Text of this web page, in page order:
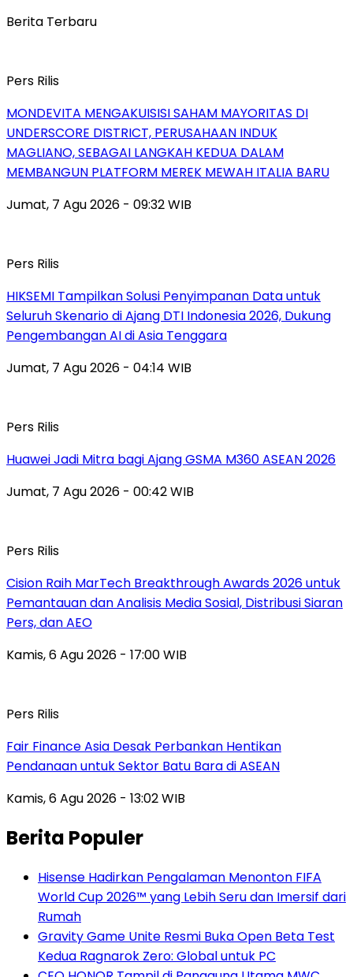
Berita Terbaru
Pers Rilis
MONDEVITA MENGAKUISISI SAHAM MAYORITAS DI
UNDERSCORE DISTRICT, PERUSAHAAN INDUK
MAGLIANO, SEBAGAI LANGKAH KEDUA DALAM
MEMBANGUN PLATFORM MEREK MEWAH ITALIA BARU
Jumat, 7 Agu 2026 - 09:32 WIB
Pers Rilis
HIKSEMI Tampilkan Solusi Penyimpanan Data untuk
Seluruh Skenario di Ajang DTI Indonesia 2026, Dukung
Pengembangan AI di Asia Tenggara
Jumat, 7 Agu 2026 - 04:14 WIB
Pers Rilis
Huawei Jadi Mitra bagi Ajang GSMA M360 ASEAN 2026
Jumat, 7 Agu 2026 - 00:42 WIB
Pers Rilis
Cision Raih MarTech Breakthrough Awards 2026 untuk
Pemantauan dan Analisis Media Sosial, Distribusi Siaran
Pers, dan AEO
Kamis, 6 Agu 2026 - 17:00 WIB
Pers Rilis
Fair Finance Asia Desak Perbankan Hentikan
Pendanaan untuk Sektor Batu Bara di ASEAN
Kamis, 6 Agu 2026 - 13:02 WIB
Berita Populer
Hisense Hadirkan Pengalaman Menonton FIFA
World Cup 2026™ yang Lebih Seru dan Imersif dari
Rumah
Gravity Game Unite Resmi Buka Open Beta Test
Kedua Ragnarok Zero: Global untuk PC